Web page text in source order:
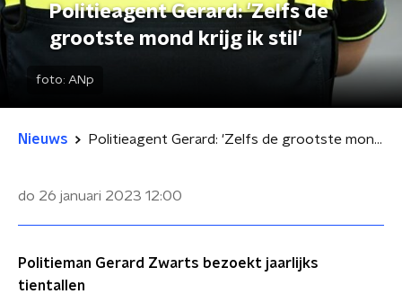
Politieagent Gerard: 'Zelfs de
grootste mond krijg ik stil'
foto: ANp
Nieuws Politieagent Gerard: 'Zelfs de grootste mond krijg ik stil'
do 26 januari 2023 12:00
Politieman Gerard Zwarts bezoekt jaarlijks
tientallen